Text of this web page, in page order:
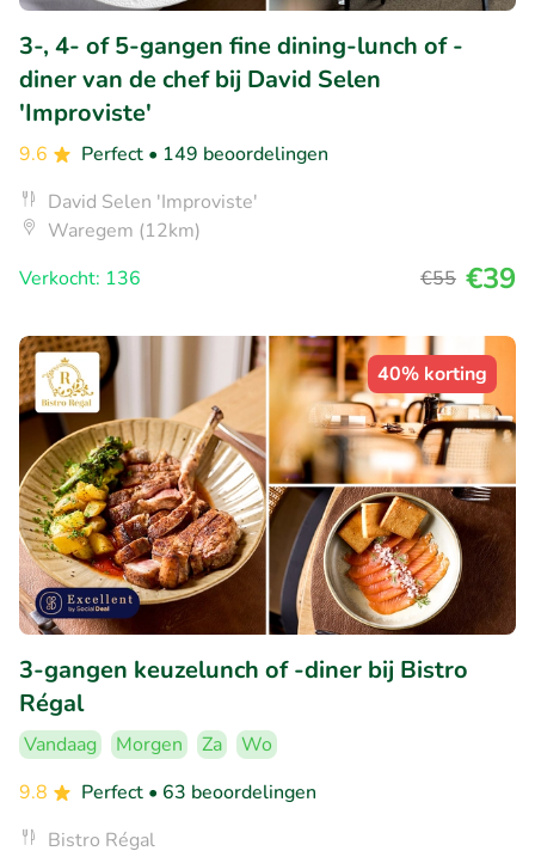
3-, 4- of 5-gangen fine dining-lunch of -
diner van de chef bij David Selen
'Improviste'
9.6 Perfect • 149 beoordelingen
David Selen 'Improviste'
Waregem (12km)
Verkocht: 136
€55 €39
40% korting
3-gangen keuzelunch of -diner bij Bistro
Régal
Vandaag Morgen Za
Wo
9.8
Perfect • 63 beoordelingen
Bistro Régal